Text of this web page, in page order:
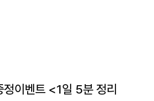
정이벤트 <1일 5분 정리